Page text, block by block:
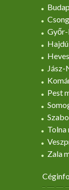
Pest
Tolna
Zala
Céginfo